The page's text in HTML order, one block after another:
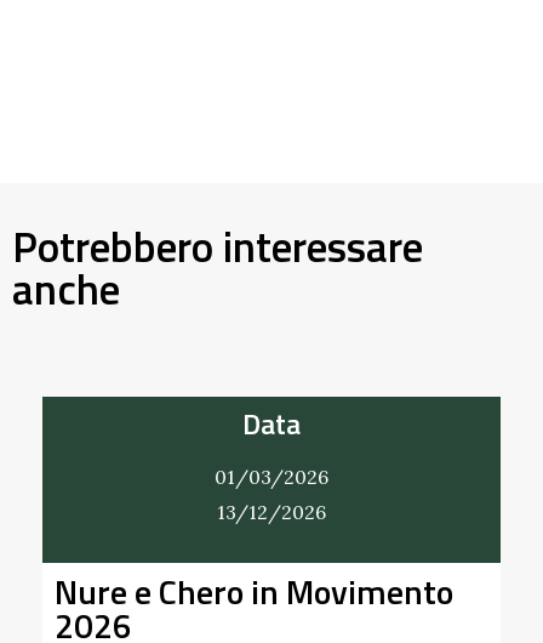
Potrebbero interessare
anche
Data
01/03/2026
13/12/2026
Nure e Chero in Movimento
2026